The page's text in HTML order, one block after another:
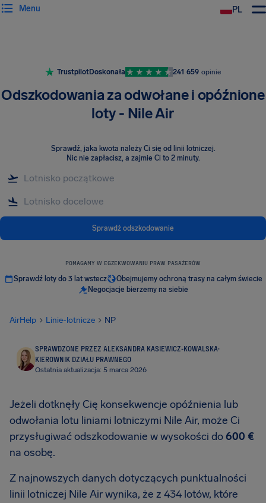
PL
Menu
TrustpilotDoskonała 241 659 opinie
Odszkodowania za odwołane i opóźnione
loty - Nile Air
Sprawdź, jaka kwota należy Ci się od linii lotniczej.
Nic nie zapłacisz, a zajmie Ci to 2 minuty.
Sprawdź odszkodowanie
POMAGAMY W EGZEKWOWANIU PRAW PASAŻERÓW
Sprawdź loty do 3 lat wstecz
Obejmujemy ochroną trasy na całym świecie
Negocjacje bierzemy na siebie
AirHelp Linie-lotnicze NP
SPRAWDZONE PRZEZ ALEKSANDRA KASIEWICZ-KOWALSKA·
KIEROWNIK DZIAŁU PRAWNEGO
Ostatnia aktualizacja: 5 marca 2026
Jeżeli dotknęły Cię konsekwencje opóźnienia lub
odwołania lotu liniami lotniczymi Nile Air, może Ci
przysługiwać odszkodowanie w wysokości do600 €
na osobę.
Z najnowszych danych dotyczących punktualności
linii lotniczej Nile Air wynika, że z 434 lotów, które